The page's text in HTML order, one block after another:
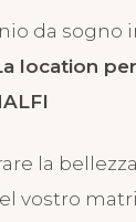
La
10 Giugno
da sogno
location
la
vostro